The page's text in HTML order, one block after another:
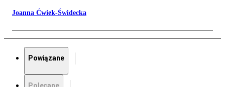
Joanna Ćwiek-Świdecka
Powiązane